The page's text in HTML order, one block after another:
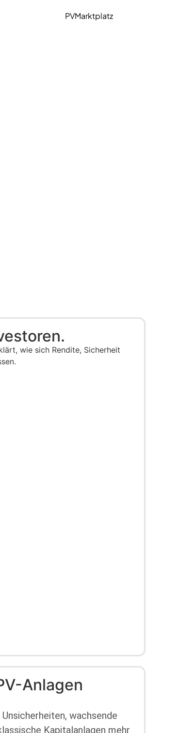
PVMarktplatz
wie sich Rendite, Sicherheit
Anlagen
wachsende
Kapitalanlagen mehr